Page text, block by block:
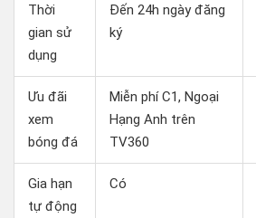
Thời
gian sử
dụng
Đến 24h ngày đăng
ký
Ưu đãi
xem
bóng đá
Miễn phí C1, Ngoại
Hạng Anh trên
TV360
Gia hạn
tự động
Có